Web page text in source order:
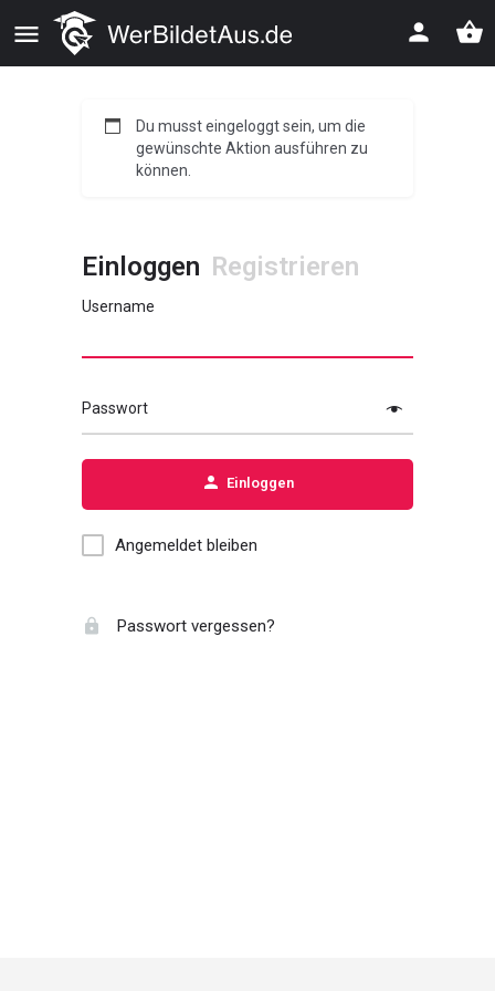
Du musst eingeloggt sein, um die
gewünschte Aktion ausführen zu
können.
Einloggen Registrieren
Username
Passwort
Einloggen
Angemeldet bleiben
Passwort vergessen?